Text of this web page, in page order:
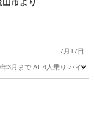
7月17日
月まで AT 4人乗り ハイル